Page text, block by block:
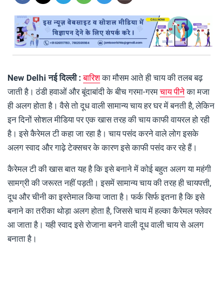
New Delhi नई दिल्ली :बारिशका मौसम आते ही चाय की तलब बढ़
जाती है। ठंडी हवाओं और बूंदाबांदी के बीच गरमा-गरमचाय पीनेका मजा
ही अलग होता है। वैसे तो दूध वाली सामान्य चाय हर घर में बनती है, लेकिन
इन दिनों सोशल मीडिया पर एक खास तरह की चाय काफी वायरल हो रही
है। इसे कैरेमल टी कहा जा रहा है। चाय पसंद करने वाले लोग इसके
अलग स्वाद और गाढ़े टेक्सचर के कारण इसे काफी पसंद कर रहे हैं।
कैरेमल टी की खास बात यह है कि इसे बनाने में कोई बहुत अलग या महंगी
सामग्री की जरूरत नहीं पड़ती। इसमें सामान्य चाय की तरह ही चायपत्ती,
दूध और चीनी का इस्तेमाल किया जाता है। फर्क सिर्फ इतना है कि इसे
बनाने का तरीका थोड़ा अलग होता है, जिससे चाय में हल्का कैरेमल फ्लेवर
आ जाता है। यही स्वाद इसे रोजाना बनने वाली दूध वाली चाय से अलग
बनाता है।